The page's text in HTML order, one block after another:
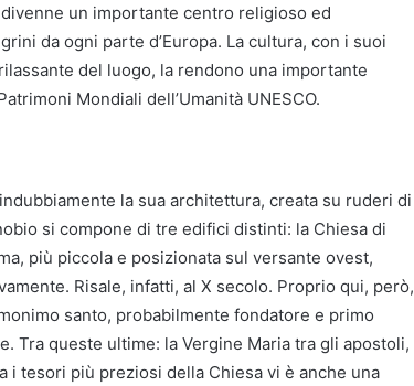
un importante centro religioso ed
da ogni parte d’Europa. La cultura, con i suoi
del luogo, la rendono una importante
Mondiali dell’Umanità UNESCO.
la sua architettura, creata su ruderi di
si compone di tre edifici distinti: la Chiesa di
più piccola e posizionata sul versante ovest,
Risale, infatti, al X secolo. Proprio qui, però,
santo, probabilmente fondatore e primo
Tra queste ultime: la Vergine Maria tra gli apostoli,
i tesori più preziosi della Chiesa vi è anche una